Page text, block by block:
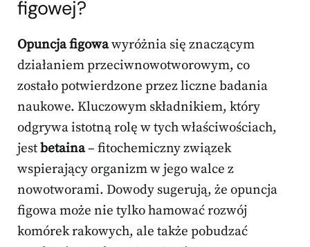
figowej?
Opuncja figowawyróżnia się znaczącym
działaniem przeciwnowotworowym, co
zostało potwierdzone przez liczne badania
naukowe. Kluczowym składnikiem, który
odgrywa istotną rolę w tych właściwościach,
jestbetaina– fitochemiczny związek
wspierający organizm w jego walce z
nowotworami. Dowody sugerują, że opuncja
figowa może nie tylko hamować rozwój
komórek rakowych, ale także pobudzać